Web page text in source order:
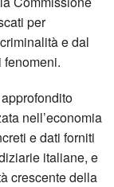
per
e dal
fenomeni.
nell’economia
e dati forniti
italiane, e
crescente della